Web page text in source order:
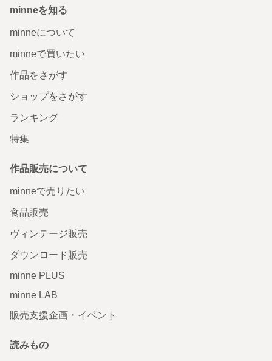
minneを知る
minneについて
minneで買いたい
作品をさがす
ショップをさがす
ランキング
特集
作品販売について
minneで売りたい
食品販売
ヴィンテージ販売
ダウンロード販売
minne PLUS
minne LAB
販売支援企画・イベント
読みもの